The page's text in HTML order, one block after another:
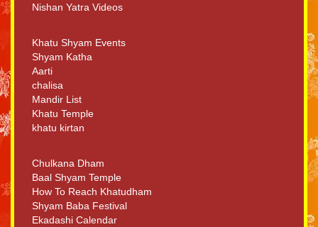
Nishan Yatra Videos
Khatu Shyam Events
Shyam Katha
Aarti
chalisa
Mandir List
Khatu Temple
khatu kirtan
Chulkana Dham
Baal Shyam Temple
How To Reach Khatudham
Shyam Baba Festival
Ekadashi Calendar